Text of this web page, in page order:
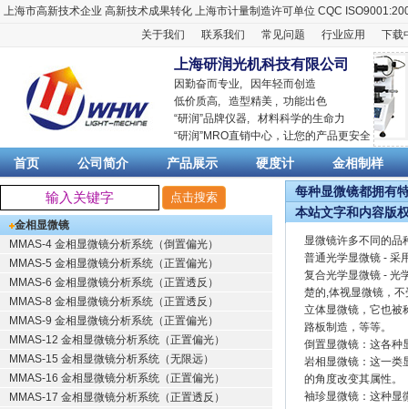
上海市高新技术企业 高新技术成果转化 上海市计量制造许可单位 CQC
关于我们
联系我们 常见问题 行业应用 下载
上海研润光机科技有限公司
因勤奋而专业, 因年轻而创造
低价质高, 造型精美 , 功能出色
“研润”品牌仪器, 材料科学的生命力
“研润”MRO直销中心，让您的产品更安全
首页 公司简介 产品展示 硬度计 金相制样
金相显微镜
MMAS-4 金相显微镜分析系统（倒置偏光）
MMAS-5 金相显微镜分析系统（正置偏光）
MMAS-6 金相显微镜分析系统（正置透反）
MMAS-8 金相显微镜分析系统（正置透反）
MMAS-9 金相显微镜分析系统（正置偏光）
MMAS-12 金相显微镜分析系统（正置偏光）
MMAS-15 金相显微镜分析系统（无限远）
MMAS-16 金相显微镜分析系统（正置偏光）
MMAS-17 金相显微镜分析系统（正置透反）
每种显微镜都拥有
本站文字和内容版
显微镜许多不同的品
普通光学显微镜 - 采
复合光学显微镜 - 光
楚的,体视显微镜，
立体显微镜，它也被
路板制造，等等。
倒置显微镜：这各种
岩相显微镜：这一类
的角度改变其属性。
袖珍显微镜：这种显